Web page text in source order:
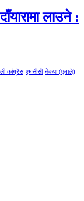
लाउने :
कांग्रेस एमसीसी नेकपा (एमाले)